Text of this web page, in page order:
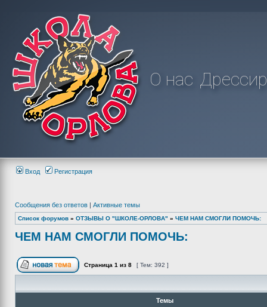
О нас
Вход Регистрация
Сообщения без ответов | Активные темы
Список форумов » ОТЗЫВЫ О "ШКОЛЕ-ОРЛОВА" » ЧЕМ НАМ СМОГЛИ ПОМОЧЬ:
ЧЕМ НАМ СМОГЛИ ПОМОЧЬ:
Страница 1 из 8 [ Тем: 392 ]
Темы